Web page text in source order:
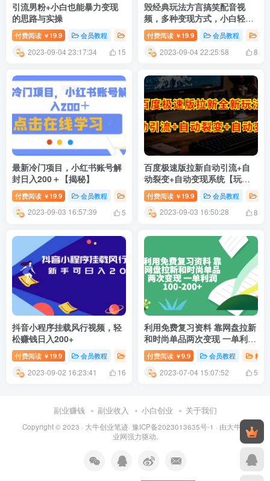
引流男粉+小白也能暴力变现
的思路与实操
付费阅读 ￥ 19.9 会员教程 创业项目 新媒体运营
2023-09-04 23:17:34 15
毁经典玩法方言搞笑配音视
频，多种变现方式，小白轻松
日入500+！
付费阅读 ￥ 19.9 会员教程
2023-09-04 22:25:58 8
最新冷门项目，小红书账号解
封日入200＋【揭秘】
付费阅读 ￥ 19.9 会员教程 创业项目 新媒体运营
2023-09-03 16:57:39 5
百度极速版拉新自动引流+自
动裂变+自动变现系统【玩法
思路+操作流程】
付费阅读 ￥ 19.9 会员教程
2023-09-03 16:50:28 8
抖音小程序挂载风行视频，轻
松赚钱日入200+
付费阅读 ￥ 19.9 会员教程 创业项目 新媒体运营
2023-09-02 16:23:41 16
利用免费复习资料 靠网盘拉新
和时尚单品两次变现 一单利润
100-200+
付费阅读 ￥9.9 会员教程 精选
2023-07-04 15:07:52 5
副业赚钱 副业收入 小白创业 关于我们
Copyright © 2023 · 大牛创业笔迹· 豫ICP备2023013635号-1 · 由大牛创
业网强力驱动.